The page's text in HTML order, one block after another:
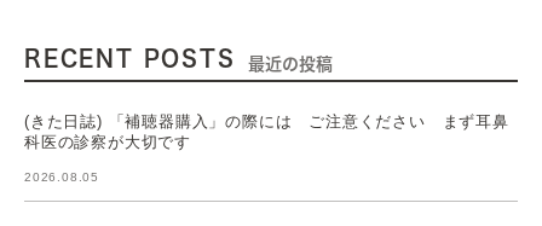
RECENT POSTS 最近の投稿
(きた日誌) 「補聴器購入」の際には ご注意ください まず耳鼻
科医の診察が大切です
2026.08.05